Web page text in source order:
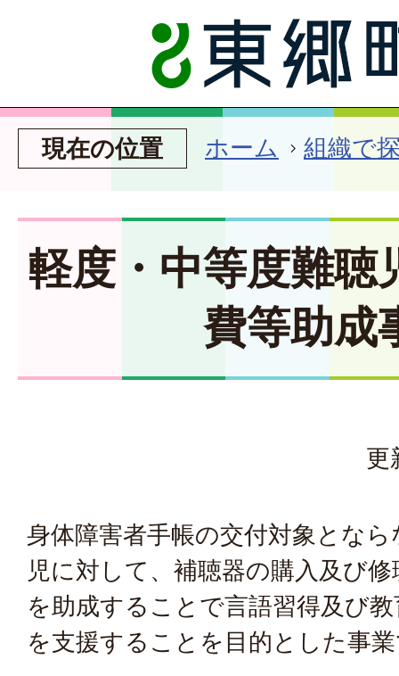
現在の位置 ホーム 組織で
軽度・中等度難聴
費等助成
更
身体障害者手帳の交付対象とな
児に対して、補聴器の購入及び
を助成することで言語習得及び
を支援することを目的とした事